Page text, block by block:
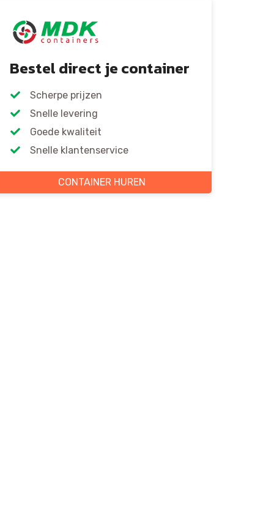
Bestel direct je container
Scherpe prijzen
Snelle levering
Goede kwaliteit
Snelle klantenservice
CONTAINER HUREN